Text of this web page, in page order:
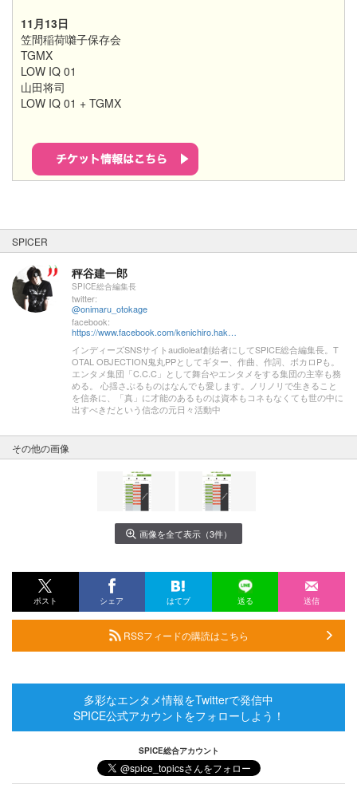
11月13日
笠間稲荷囃子保存会
TGMX
LOW IQ 01
山田将司
LOW IQ 01 + TGMX
SPICER
秤谷建一郎
SPICE総合編集長
twitter:
@onimaru_otokage
facebook:
https://www.facebook.com/kenichiro.hakariya
インディーズSNSサイトaudioleaf創始者にしてSPICE総合編集長。T
OTAL OBJECTION鬼丸PPとしてギター、作曲、作詞、ボカロPも。
エンタメ集団「C.C.C」として舞台やエンタメをする集団の主宰も務
める。 心揺さぶるものはなんでも愛します。ノリノリで生きること
を信条に、「真」に才能のあるものは資本もコネもなくても世の中に
出すべきだという信念の元日々活動中
その他の画像
画像を全て表示（3件）
ポスト シェア はてブ 送る 送信
RSSフィードの購読はこちら
多彩なエンタメ情報をTwitterで発信中
SPICE公式アカウントをフォローしよう！
SPICE総合アカウント